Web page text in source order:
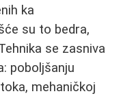
ka
su to bedra,
se zasniva
poboljšanju
mehaničkoj